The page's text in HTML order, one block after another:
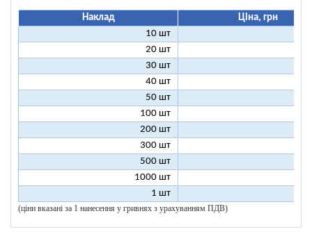
Наклад
Ціна, грн
10 шт
20 шт
30 шт
40 шт
50 шт
100 шт
200 шт
300 шт
500 шт
1000 шт
1 шт
(ціни вказані за 1 нанесення у гривнях з урахуванням ПДВ)